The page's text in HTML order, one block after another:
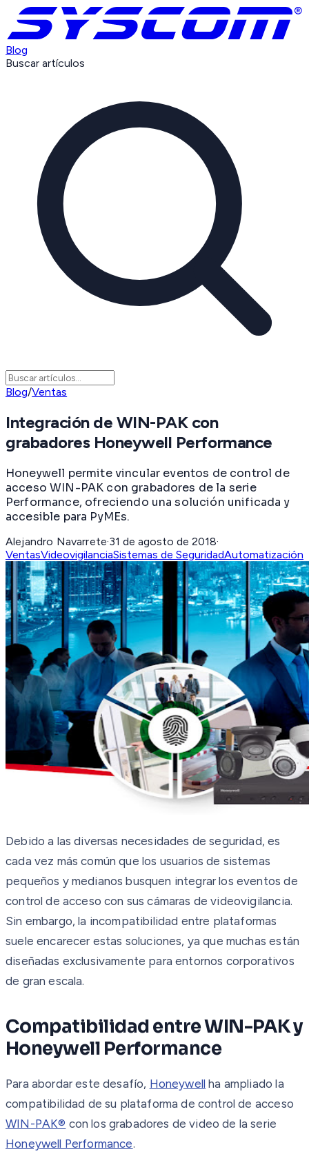
Blog
Buscar artículos
Blog/Ventas
Integración de WIN-PAK con
grabadores Honeywell Performance
Honeywell permite vincular eventos de control de
acceso WIN-PAK con grabadores de la serie
Performance, ofreciendo una solución unificada y
accesible para PyMEs.
Alejandro Navarrete·31 de agosto de 2018·
VentasVideovigilanciaSistemas de SeguridadAutomatización
Debido a las diversas necesidades de seguridad, es
cada vez más común que los usuarios de sistemas
pequeños y medianos busquen integrar los eventos de
control de acceso con sus cámaras de videovigilancia.
Sin embargo, la incompatibilidad entre plataformas
suele encarecer estas soluciones, ya que muchas están
diseñadas exclusivamente para entornos corporativos
de gran escala.
Compatibilidad entre WIN-PAK y
Honeywell Performance
Para abordar este desafío, Honeywell ha ampliado la
compatibilidad de su plataforma de control de acceso
WIN-PAK® con los grabadores de video de la serie
Honeywell Performance.